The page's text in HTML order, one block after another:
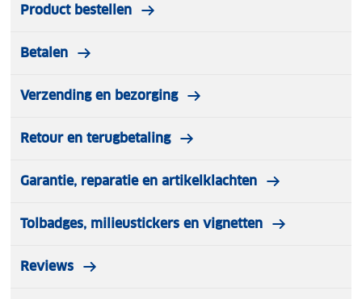
Product bestellen
Betalen
Verzending en bezorging
Retour en terugbetaling
Garantie, reparatie en artikelklachten
Tolbadges, milieustickers en vignetten
Reviews